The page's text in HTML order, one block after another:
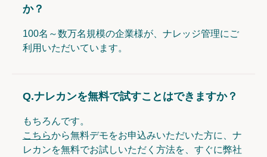
か？
100名～数万名規模の企業様が、ナレッジ管理にご
利用いただいています。
Q.ナレカンを無料で試すことはできますか？
もちろんです。
こちらから無料デモをお申込みいただいた方に、ナ
レカンを無料でお試しいただく方法を、すぐに弊社